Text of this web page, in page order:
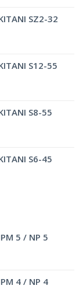
SZ2-32
S12-55
S8-55
S6-45
5 / NP 5
4 / NP 4